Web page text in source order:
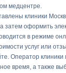
медцентре.
клиники
затем оформить
в режиме
услуг или
Оператор клиники
время, а также